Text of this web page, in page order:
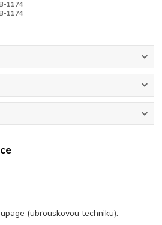
1174
1174
(ubrouskovou techniku).